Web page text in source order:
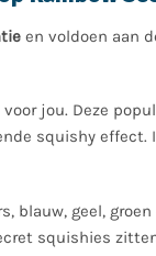
en voldoen aan
jou. Deze
squishy effect.
blauw, geel,
squishies